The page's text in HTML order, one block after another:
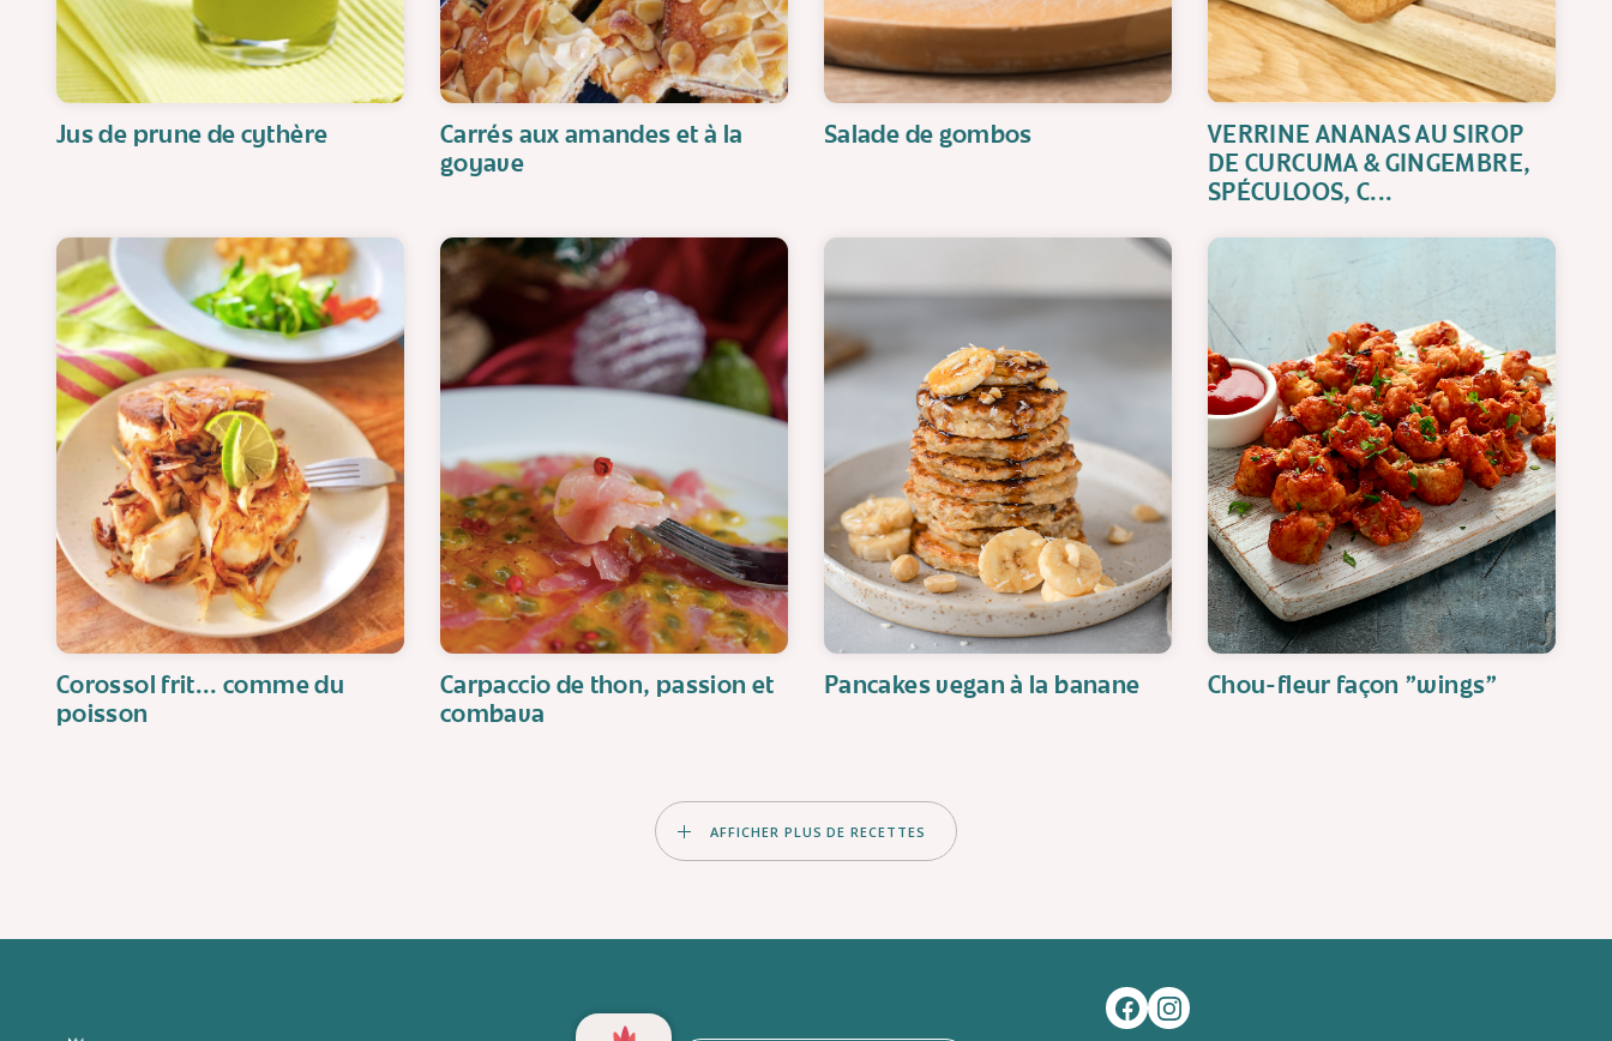
Jus de prune de cythère
Carrés aux amandes et à la
goyave
Salade de gombos
VERRINE ANANAS AU SIROP
DE CURCUMA & GINGEMBRE,
SPÉCULOOS, C...
Corossol frit... comme du
poisson
Carpaccio de thon, passion et
combava
Pancakes vegan à la banane Chou-fleur façon "wings"
AFFICHER PLUS DE RECETTES